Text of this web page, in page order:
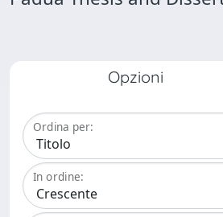
Opzioni
Ordina per:
In ordine: